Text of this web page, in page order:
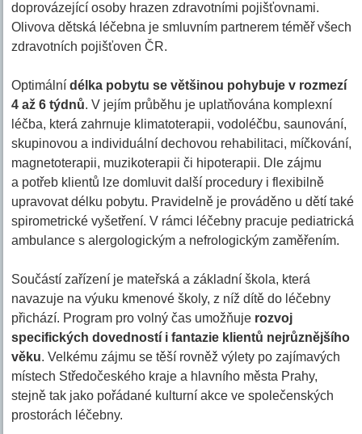
doprovázející osoby hrazen zdravotními pojišťovnami.
Olivova dětská léčebna je smluvním partnerem téměř všech
zdravotních pojišťoven ČR.
Optimálnídélka pobytu se většinou pohybuje v rozmezí
4 až 6 týdnů. V jejím průběhu je uplatňována komplexní
léčba, která zahrnuje klimatoterapii, vodoléčbu, saunování,
skupinovou a individuální dechovou rehabilitaci, míčkování,
magnetoterapii, muzikoterapii či hipoterapii. Dle zájmu
a potřeb klientů lze domluvit další procedury i flexibilně
upravovat délku pobytu. Pravidelně je prováděno u dětí také
spirometrické vyšetření. V rámci léčebny pracuje pediatrická
ambulance s alergologickým a nefrologickým zaměřením.
Součástí zařízení je mateřská a základní škola, která
navazuje na výuku kmenové školy, z níž dítě do léčebny
přichází. Program pro volný čas umožňuje rozvoj
specifických dovedností i fantazie klientů nejrůznějšího
věku. Velkému zájmu se těší rovněž výlety po zajímavých
místech Středočeského kraje a hlavního města Prahy,
stejně tak jako pořádané kulturní akce ve společenských
prostorách léčebny.